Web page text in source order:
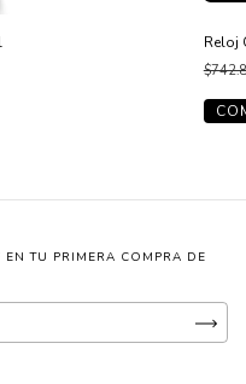
Reloj
TU PRIMERA COMPRA DE